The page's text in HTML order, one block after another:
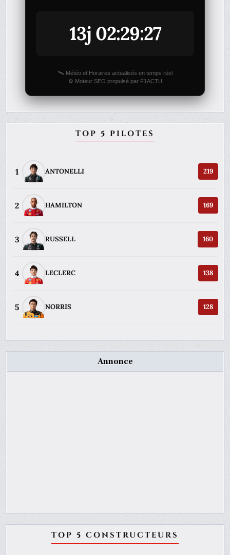
13j 02:29:27
🛰️ Météo et Horaires actualisés en temps réel
⚙️ Moteur SEO propulsé par F1ACTU
TOP 5 PILOTES
1 ANTONELLI 219
2 HAMILTON 169
3 RUSSELL 160
4 LECLERC 138
5 NORRIS 128
Annonce
TOP 5 CONSTRUCTEURS